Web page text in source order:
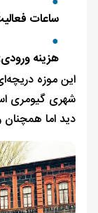
ساعات
هزینه
این موزه
دید اما